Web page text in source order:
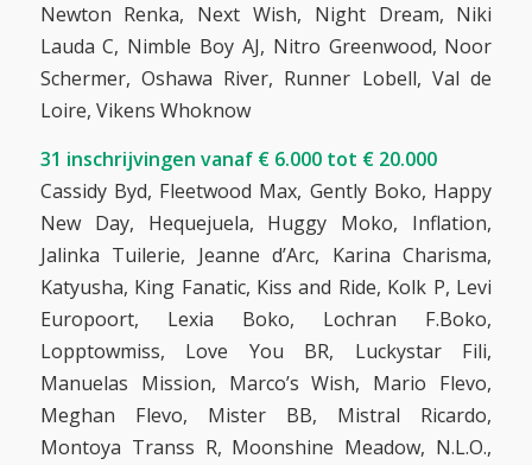
Newton Renka, Next Wish, Night Dream, Niki
Lauda C, Nimble Boy AJ, Nitro Greenwood, Noor
Schermer, Oshawa River, Runner Lobell, Val de
Loire, Vikens Whoknow
31 inschrijvingen vanaf € 6.000 tot € 20.000
Cassidy Byd, Fleetwood Max, Gently Boko, Happy
New Day, Hequejuela, Huggy Moko, Inflation,
Jalinka Tuilerie, Jeanne d’Arc, Karina Charisma,
Katyusha, King Fanatic, Kiss and Ride, Kolk P, Levi
Europoort, Lexia Boko, Lochran F.Boko,
Lopptowmiss, Love You BR, Luckystar Fili,
Manuelas Mission, Marco’s Wish, Mario Flevo,
Meghan Flevo, Mister BB, Mistral Ricardo,
Montoya Transs R, Moonshine Meadow, N.L.O.,